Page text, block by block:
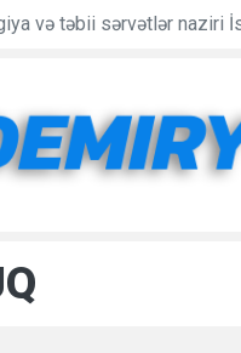
Ekologiya və təbii sərvətlər naziri İsmayıllıda vətəndaşları qəbul edib Kibertəhlükəsizlik